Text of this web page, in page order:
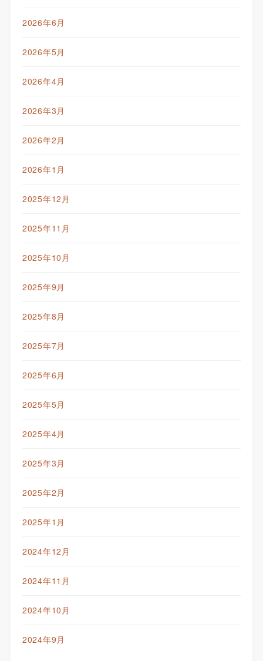
2026年6月
2026年5月
2026年4月
2026年3月
2026年2月
2026年1月
2025年12月
2025年11月
2025年10月
2025年9月
2025年8月
2025年7月
2025年6月
2025年5月
2025年4月
2025年3月
2025年2月
2025年1月
2024年12月
2024年11月
2024年10月
2024年9月